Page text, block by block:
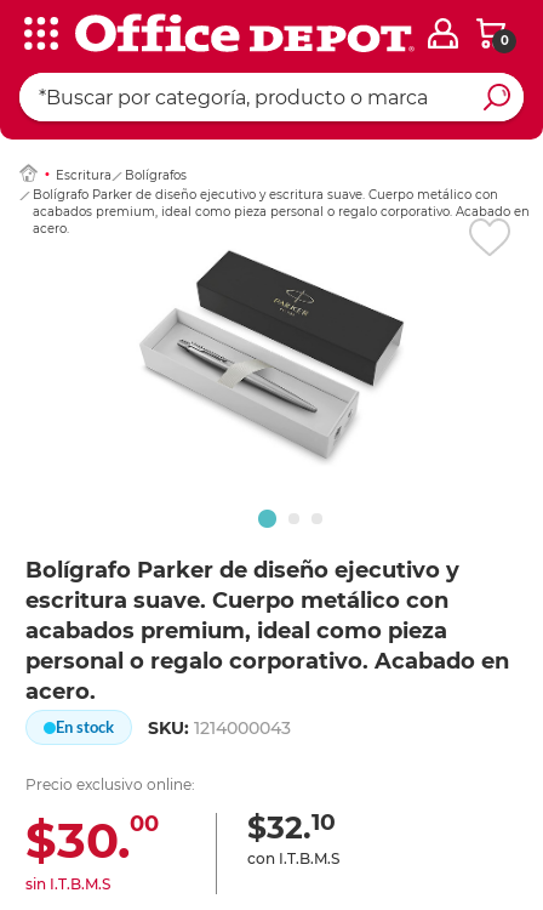
0
Escritura
Bolígrafos
Bolígrafo Parker de diseño ejecutivo y escritura suave. Cuerpo metálico con
acabados premium, ideal como pieza personal o regalo corporativo. Acabado en
acero.
Bolígrafo Parker de diseño ejecutivo y
escritura suave. Cuerpo metálico con
acabados premium, ideal como pieza
personal o regalo corporativo. Acabado en
acero.
En stock SKU:1214000043
Precio exclusivo online:
$30.00
sin I.T.B.M.S
$32.10
con I.T.B.M.S
Ingresar Codigo